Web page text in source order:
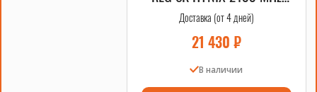
2DRx4 HPE OEM
Доставка (от 4 дней)
21 430 ₽
В наличии